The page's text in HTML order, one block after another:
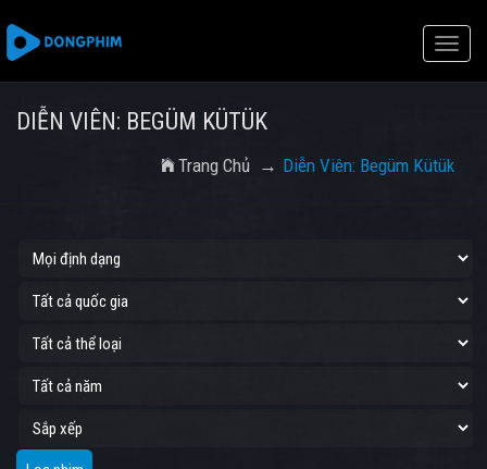
Toggle
DIỄN VIÊN: BEGÜM KÜTÜK
Trang Chủ Diễn Viên: Begüm Kütük